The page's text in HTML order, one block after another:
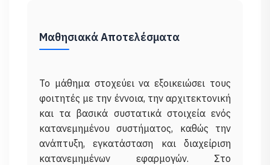
Μαθησιακά Αποτελέσματα
Το μάθημα στοχεύει να εξοικειώσει τους
φοιτητές με την έννοια, την αρχιτεκτονική
και τα βασικά συστατικά στοιχεία ενός
κατανεμημένου συστήματος, καθώς την
ανάπτυξη, εγκατάσταση και διαχείριση
κατανεμημένων εφαρμογών. Στο